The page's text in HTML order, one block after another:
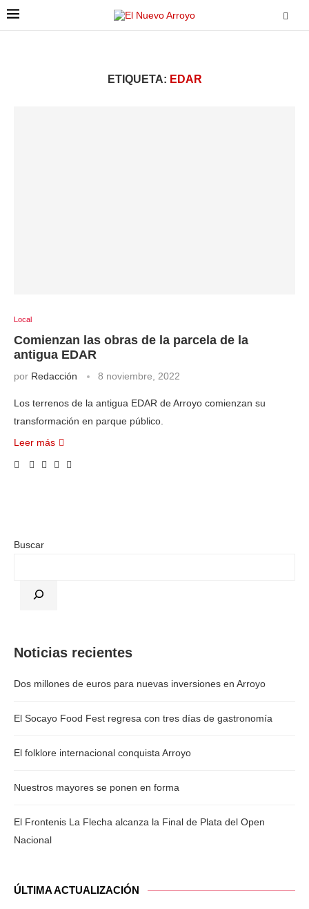
ETIQUETA: EDAR
Local
Comienzan las obras de la parcela de la
antigua EDAR
por Redacción 8 noviembre, 2022
Los terrenos de la antigua EDAR de Arroyo comienzan su
transformación en parque público.
Leer más
Buscar
Noticias recientes
Dos millones de euros para nuevas inversiones en Arroyo
El Socayo Food Fest regresa con tres días de gastronomía
El folklore internacional conquista Arroyo
Nuestros mayores se ponen en forma
El Frontenis La Flecha alcanza la Final de Plata del Open
Nacional
ÚLTIMA ACTUALIZACIÓN